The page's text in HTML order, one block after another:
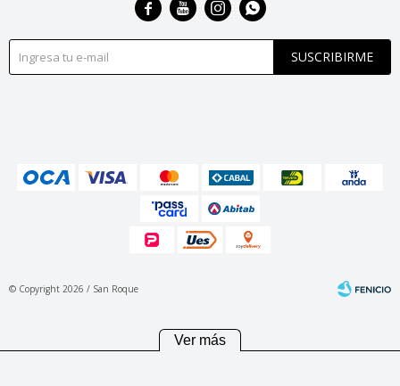
SUSCRIBIRME
   
© Copyright 2026 / San Roque
Ver más